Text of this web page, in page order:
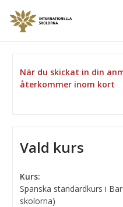
När du skickat in din
återkommer inom kort
Vald kurs
Kurs:
Spanska standardkurs i
skolorna)